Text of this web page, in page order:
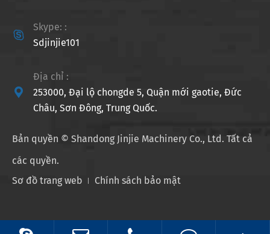

Skype: :
Sdjinjie101

Địa chỉ :
253000, Đại lộ chongde 5, Quận mới gaotie, Đức
Châu, Sơn Đông, Trung Quốc.
Bản quyền © Shandong Jinjie Machinery Co., Ltd. Tất cả
các quyền.
Sơ đồ trang web
Chính sách bảo mật